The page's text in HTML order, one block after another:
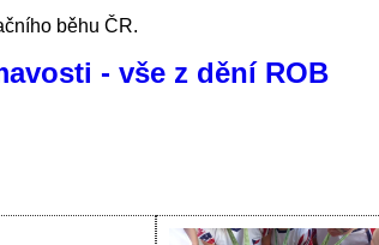
běhu ČR.
- vše z dění ROB